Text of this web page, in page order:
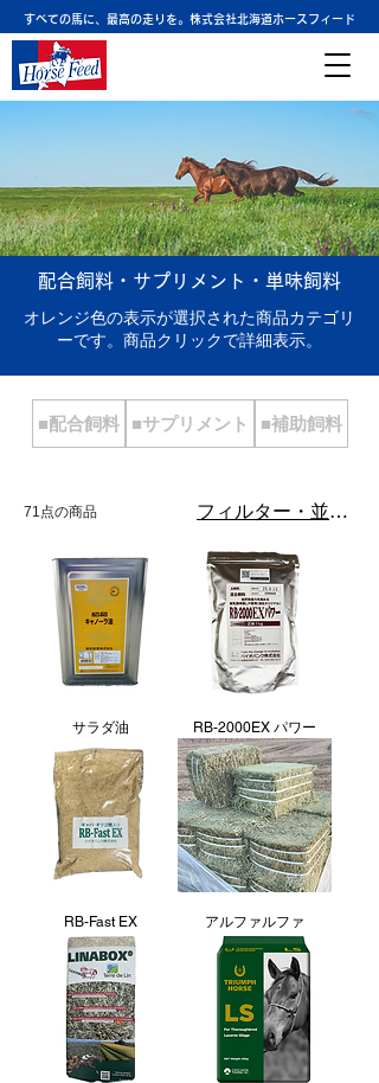
すべての馬に、最高の走りを。株式会社北海道ホースフィード
配合飼料・サプリメント・単味飼料
オレンジ色の表示が選択された商品カテゴリ
ーです。商品クリックで詳細表示。
■配合飼料 ■サプリメント ■補助飼料
71点の商品 フィルター・並び替え
サラダ油 RB-2000EX パワー
RB-Fast EX アルファルファ